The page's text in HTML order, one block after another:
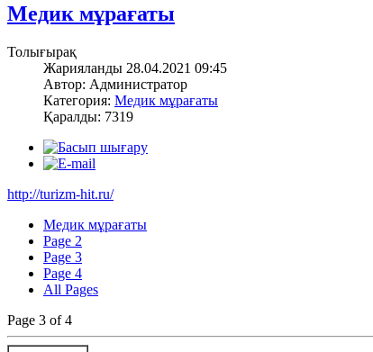
Медик мұрағаты
Толығырақ
Жарияланды 28.04.2021 09:45
Автор: Администратор
Категория: Медик мұрағаты
Қаралды: 7319
http://turizm-hit.ru/
Медик мұрағаты
Page 2
Page 3
Page 4
All Pages
Page 3 of 4